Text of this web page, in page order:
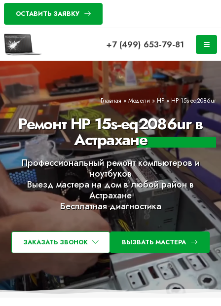
ОСТАВИТЬ ЗАЯВКУ
+7 (499) 653-79-81
Главная » Модели »HP» HP 15s-eq2086ur
Ремонт HP 15s-eq2086ur в
Астрахане
Профессиональный ремонт компьютеров и
ноутбуков
Выезд мастера на дом в любой район в
Астрахане
Бесплатная диагностика
ЗАКАЗАТЬ ЗВОНОК ВЫЗВАТЬ МАСТЕРА